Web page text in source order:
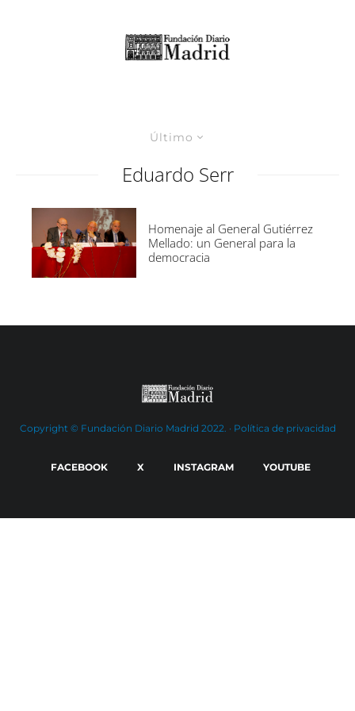
Último
Eduardo Serr
Homenaje al General Gutiérrez
Mellado: un General para la
democracia
Copyright © Fundación Diario Madrid 2022. · Política de privacidad
FACEBOOK X INSTAGRAM YOUTUBE